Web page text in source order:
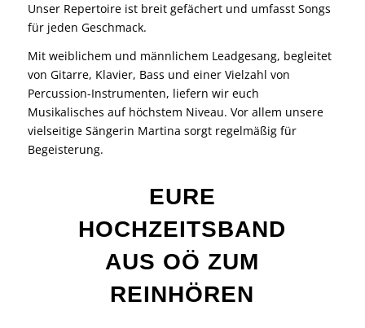
Unser Repertoire ist breit gefächert und umfasst Songs
für jeden Geschmack.
Mit weiblichem und männlichem Leadgesang, begleitet
von Gitarre, Klavier, Bass und einer Vielzahl von
Percussion-Instrumenten, liefern wir euch
Musikalisches auf höchstem Niveau. Vor allem unsere
vielseitige Sängerin Martina sorgt regelmäßig für
Begeisterung.
EURE
HOCHZEITSBAND
AUS OÖ ZUM
REINHÖREN